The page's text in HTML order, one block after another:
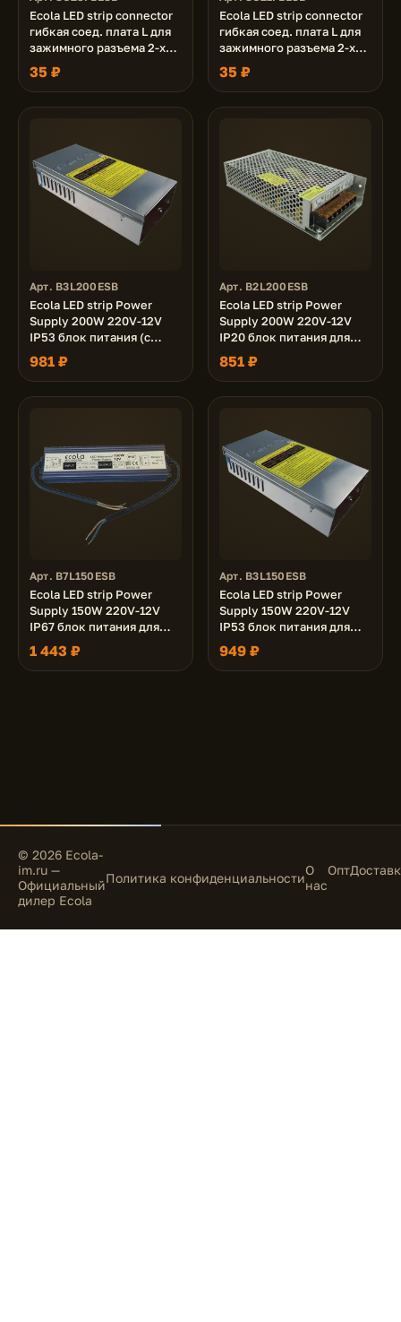
Ecola LED strip connector
гибкая соед. плата L для
зажимного разъема 2-х
конт. 8 mm уп. 5 шт.
35 ₽
Ecola LED strip connector
гибкая соед. плата L для
зажимного разъема 2-х
конт. 10 mm уп. 5 шт.
35 ₽
Арт. B3L200ESB
Ecola LED strip Power
Supply 200W 220V-12V
IP53 блок питания (с
вентилятором) для
светодиодной ленты
981 ₽
Арт. B2L200ESB
Ecola LED strip Power
Supply 200W 220V-12V
IP20 блок питания для
светодиодной ленты
851 ₽
Арт. B7L150ESB
Ecola LED strip Power
Supply 150W 220V-12V
IP67 блок питания для
светодиодной ленты
1 443 ₽
Арт. B3L150ESB
Ecola LED strip Power
Supply 150W 220V-12V
IP53 блок питания для
светодиодной ленты
949 ₽
© 2026 Ecola-
im.ru —
Официальный
дилер Ecola
Политика конфиденциальностиО
нас
Опт